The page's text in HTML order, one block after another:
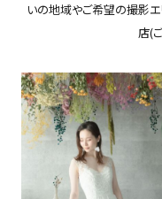
いの地域やご希望の撮影エ
店(